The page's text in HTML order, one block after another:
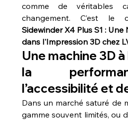
comme de véritables
changement. C’est
Sidewinder X4 Plus S1 :
dans l'Impression 3D chez
Une machine 3D
la
l’accessibilité et
Dans un marché saturé de
gamme souvent limités, ou